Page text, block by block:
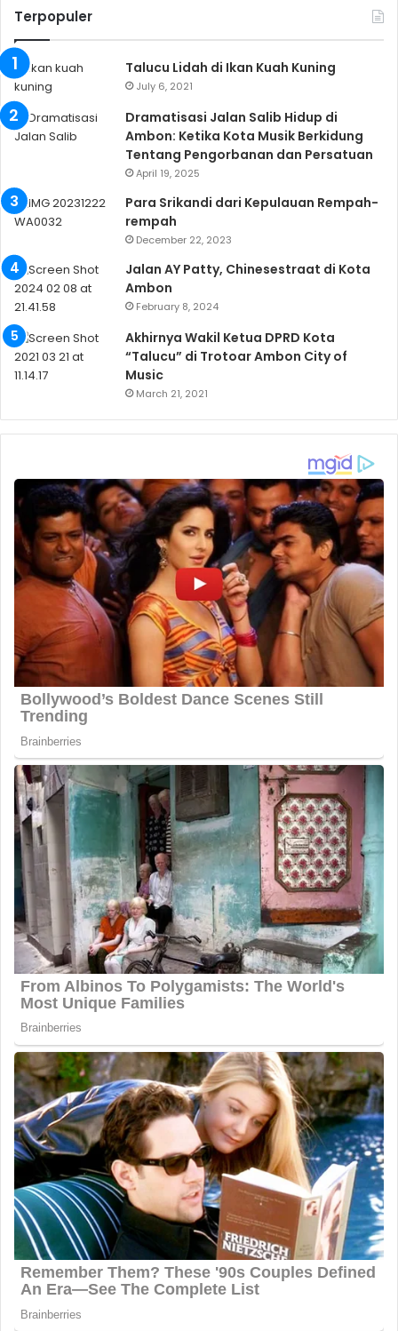
Terpopuler
Talucu Lidah di Ikan Kuah Kuning
July 6, 2021
Dramatisasi Jalan Salib Hidup di
Ambon: Ketika Kota Musik Berkidung
Tentang Pengorbanan dan Persatuan
April 19, 2025
Para Srikandi dari Kepulauan Rempah-
rempah
December 22, 2023
Jalan AY Patty, Chinesestraat di Kota
Ambon
February 8, 2024
Akhirnya Wakil Ketua DPRD Kota
“Talucu” di Trotoar Ambon City of
Music
March 21, 2021